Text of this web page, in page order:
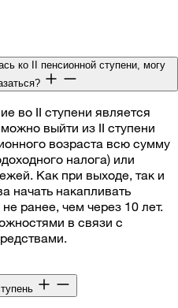
ко II пенсионной ступени, могу
во II ступени является
выйти из II ступени
возраста всю сумму
налога) или
Как при выходе, так и
начать накапливать
ранее, чем через 10 лет.
в связи с